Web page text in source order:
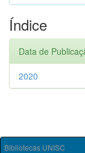
Índice
Data de
2020
Bibliotecas UNISC